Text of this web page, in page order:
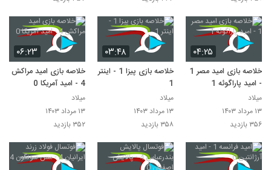
۰۴:۲۵
خلاصه بازی امید مصر 1
- امید پاراگوئه 1
میلاد
۱۳ مرداد ۱۴۰۳
۳۵۶ بازدید
۰۳:۴۸
خلاصه بازی پیزا 1 - اینتر
1
میلاد
۱۳ مرداد ۱۴۰۳
۳۵۸ بازدید
۰۶:۲۳
خلاصه بازی امید مراکش
4 - امید آمریکا 0
میلاد
۱۳ مرداد ۱۴۰۳
۳۵۲ بازدید